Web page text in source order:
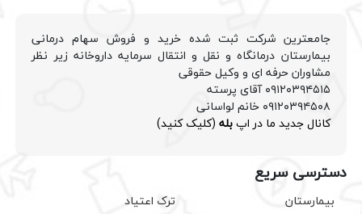
جامعترین شرکت ثبت شده خرید و فروش سهام درمانی
بیمارستان درمانگاه و نقل و انتقال سرمایه داروخانه زیر نظر
مشاوران حرفه ای و وکیل حقوقی
۰۹۱۲۰۳۹۴۵۱۵ آقای پرسته
۰۹۱۲۰۳۹۴۵۰۸ خانم لواسانی
کانال جدید ما در اپبله (کلیک کنید)
دسترسی سریع
بیمارستان
ترک اعتیاد